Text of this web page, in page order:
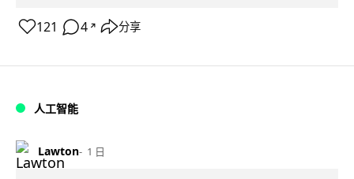
121 4 ↗ 分享
人工智能
Lawton 1 日